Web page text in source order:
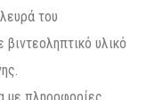
του
υλικό